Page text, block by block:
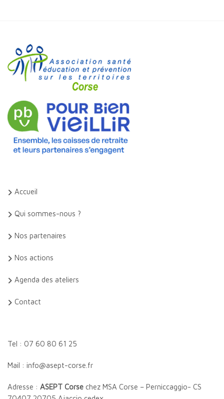
Accueil
Qui sommes-nous ?
Nos partenaires
Nos actions
Agenda des ateliers
Contact
Tel : 07 60 80 61 25
Mail : info@asept-corse.fr
Adresse : ASEPT Corse chez MSA Corse – Perniccaggio- CS